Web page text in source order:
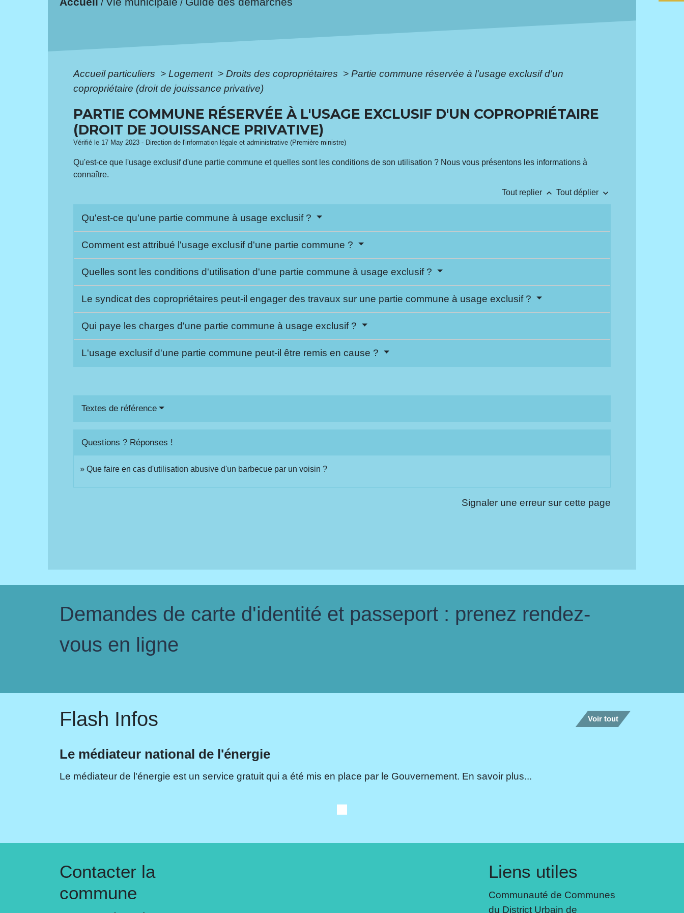
/ /
Accueil particuliers > Logement > Droits des copropriétaires > Partie commune réservée à l'usage exclusif d'un
copropriétaire (droit de jouissance privative)
PARTIE COMMUNE RÉSERVÉE À L'USAGE EXCLUSIF D'UN COPROPRIÉTAIRE
(DROIT DE JOUISSANCE PRIVATIVE)
Vérifié le 17 May 2023 - Direction de l'information légale et administrative (Première ministre)
Qu'est-ce que l'usage exclusif d'une partie commune et quelles sont les conditions de son utilisation ? Nous vous présentons les informations à
connaître.
Tout replier keyboard_arrow_up Tout déplier keyboard_arrow_down
Qu'est-ce qu'une partie commune à usage exclusif ?
Comment est attribué l'usage exclusif d'une partie commune ?
Quelles sont les conditions d'utilisation d'une partie commune à usage exclusif ?
Le syndicat des copropriétaires peut-il engager des travaux sur une partie commune à usage exclusif ?
Qui paye les charges d'une partie commune à usage exclusif ?
L'usage exclusif d'une partie commune peut-il être remis en cause ?
Textes de référence
Questions ? Réponses !
Que faire en cas d'utilisation abusive d'un barbecue par un voisin ?
Signaler une erreur sur cette page
Demandes de carte d'identité et passeport : prenez rendez-
vous en ligne
Flash Infos Voir tout
Le médiateur national de l'énergie
Le médiateur de l'énergie est un service gratuit qui a été mis en place par le Gouvernement. En savoir plus...
Contacter la
commune
Liens utiles
Communauté de Communes
du District Urbain de